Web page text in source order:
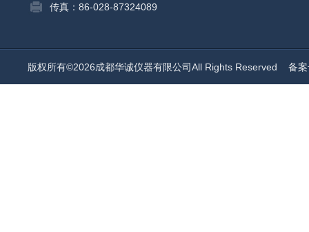
传真：86-028-87324089
版权所有©2026成都华诚仪器有限公司All Rights Reserved 备